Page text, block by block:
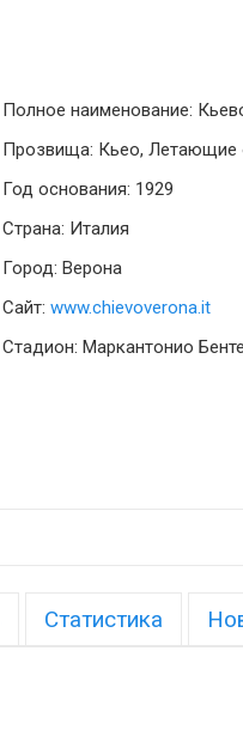
Полное наименование:
Прозвища: Кьео, Летающие
Год основания: 1929
Страна: Италия
Город: Верона
Сайт: www.chievoverona.it
Стадион: Маркантонио
Статистика